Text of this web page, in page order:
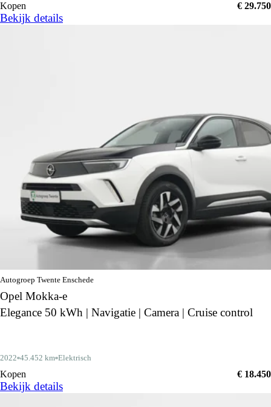
Kopen € 29.750
Bekijk details
Autogroep Twente Enschede
Opel Mokka-e
Elegance 50 kWh | Navigatie | Camera | Cruise control
2022 45.452 km Elektrisch
Kopen € 18.450
Bekijk details